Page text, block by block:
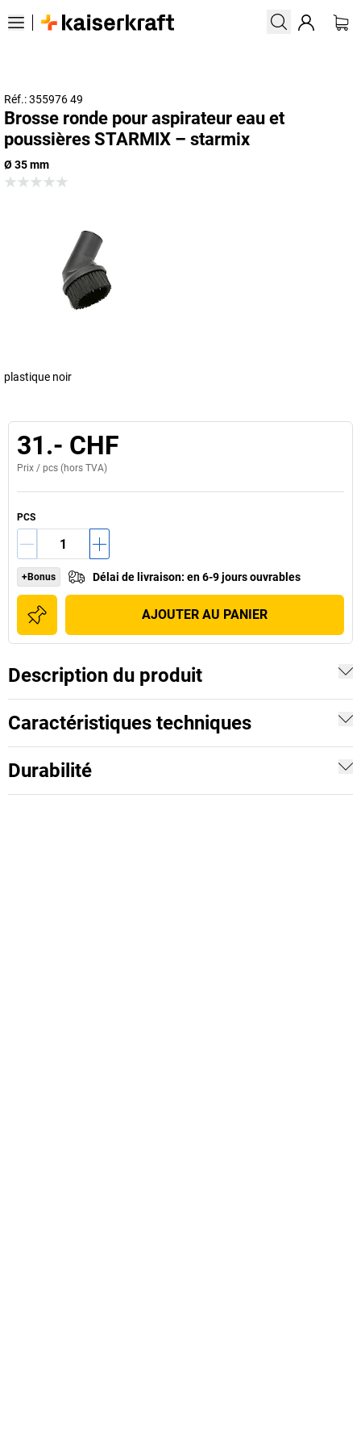
Réf.: 355976 49
Brosse ronde pour aspirateur eau et
poussières STARMIX – starmix
Ø 35 mm
plastique noir
31.- CHF
Prix / pcs (hors TVA)
PCS
+Bonus Délai de livraison: en 6-9 jours ouvrables
AJOUTER AU PANIER
Description du produit
Caractéristiques techniques
Durabilité